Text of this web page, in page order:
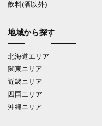
飲料(酒以外)
地域から探す
北海道エリア
関東エリア
近畿エリア
四国エリア
沖縄エリア